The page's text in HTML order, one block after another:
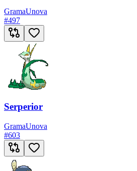
GramaUnova
#497
Serperior
GramaUnova
#603